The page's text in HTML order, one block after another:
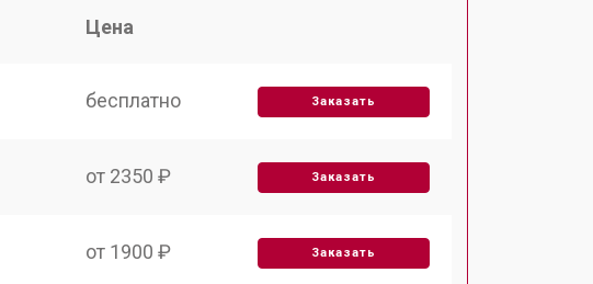
Цена
бесплатно Заказать
от 2350 ₽ Заказать
от 1900 ₽ Заказать